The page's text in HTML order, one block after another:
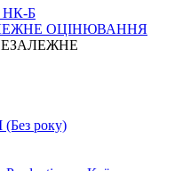
НК-Б
ОЦІНЮВАННЯ
року)